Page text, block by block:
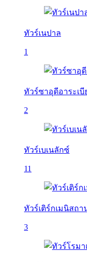
ทัวร์เนปาล
1
ทัวร์ซาอุดีอาระเบี
2
ทัวร์เบเนลักซ์
11
ทัวร์เติร์กเมนิสถา
3